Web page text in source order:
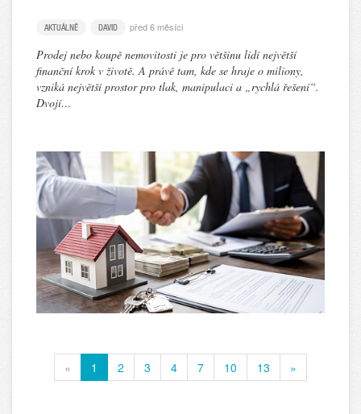
AKTUÁLNĚ DAVID před 6 měsíci
Prodej nebo koupě nemovitosti je pro většinu lidí největší
finanční krok v životě. A právě tam, kde se hraje o miliony,
vzniká největší prostor pro tlak, manipulaci a „rychlá řešení“.
Dvojí…
« 1 2 3 4 7 10 13 »